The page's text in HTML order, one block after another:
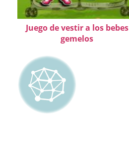
Juego de vestir a los bebes
gemelos